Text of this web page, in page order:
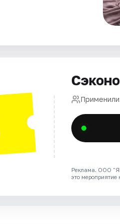
Реклама. ООО
это